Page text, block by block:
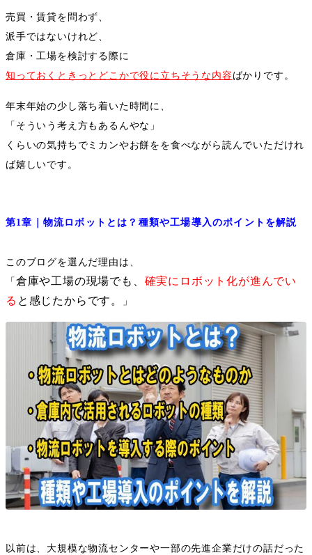
売買・賃貸を問わず、
派手ではないけれど、
倉庫・工場を検討する際に
知っておくときっとどこかで役に立ちそうな内容 ばかりです。
年末年始の少し落ち着いた時間に、
「そういう考え方もあるんやな」
くらいの気持ちでミカンやお餅をを食べながら読んでいただけれ
ば嬉しいです。
第1章｜物流ロボットとは？種類や工場導入のポイントを解説
このブログを選んだ理由は、
「 倉庫や工場の現場でも、 確実にロボット化が進んでい
る と感じたからです。 」
以前は、大規模な物流センターや一部の先進企業だけの話だった